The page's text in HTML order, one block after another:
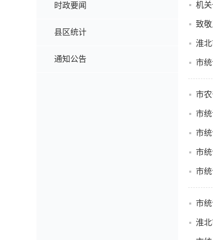
时政要闻
县区统计
通知公告
机
致
淮
市
市
市
市
市
市
市
淮